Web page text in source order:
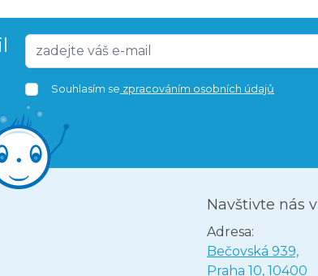
Souhlasím se zpracováním osobních údajů
Navštivte nás v
Adresa:
Bečovská 939,
Praha 10, 10400